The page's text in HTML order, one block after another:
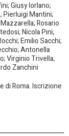
Giusy Iorlano;
Pierluigi Mantini;
Rosario
Nicola Pini;
Emilio Sacchi;
Antonella
Virginio Trivella;
Zanchini
di Roma. Iscrizione